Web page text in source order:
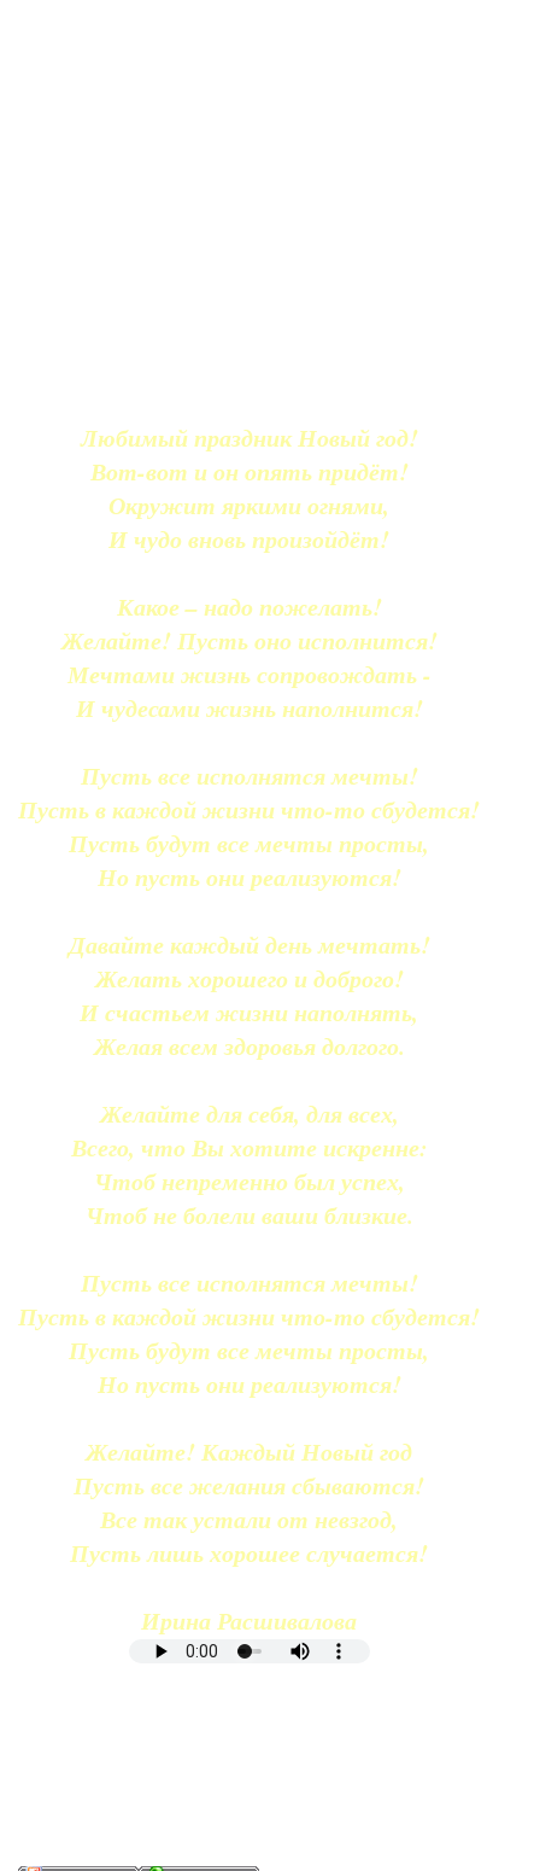
Любимый праздник Новый год!
Вот-вот и он опять придёт!
Окружит яркими огнями,
И чудо вновь произойдёт!
Какое – надо пожелать!
Желайте! Пусть оно исполнится!
Мечтами жизнь сопровождать -
И чудесами жизнь наполнится!
Пусть все исполнятся мечты!
Пусть в каждой жизни что-то сбудется!
Пусть будут все мечты просты,
Но пусть они реализуются!
Давайте каждый день мечтать!
Желать хорошего и доброго!
И счастьем жизни наполнять,
Желая всем здоровья долгого.
Желайте для себя, для всех,
Всего, что Вы хотите искренне:
Чтоб непременно был успех,
Чтоб не болели ваши близкие.
Пусть все исполнятся мечты!
Пусть в каждой жизни что-то сбудется!
Пусть будут все мечты просты,
Но пусть они реализуются!
Желайте! Каждый Новый год
Пусть все желания сбываются!
Все так устали от невзгод,
Пусть лишь хорошее случается!
Ирина Расшивалова